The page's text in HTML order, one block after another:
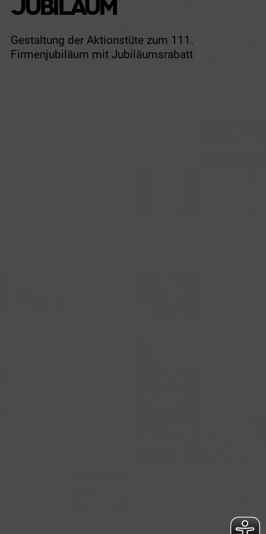
JUBILÄUM
Gestaltung der Aktionstüte zum 111.
Firmenjubiläum mit Jubiläumsrabatt